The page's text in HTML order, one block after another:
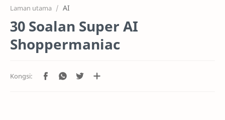
Laman utama AI
30 Soalan Super AI
Shoppermaniac